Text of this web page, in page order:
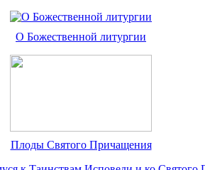
О Божественной литургии
Плоды Святого Причащения